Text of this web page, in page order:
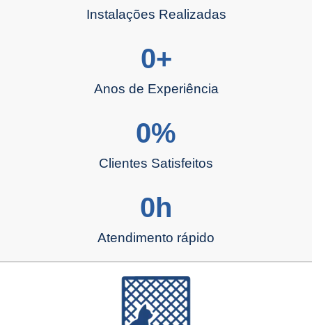
Instalações Realizadas
Anos de Experiência
0+
Clientes Satisfeitos
0%
Atendimento rápido
0h